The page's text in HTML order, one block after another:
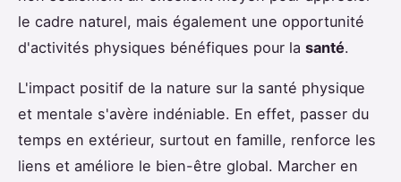
le cadre naturel, mais également une opportunité
d'activités physiques bénéfiques pour la santé.
L'impact positif de la nature sur la santé physique
et mentale s'avère indéniable. En effet, passer du
temps en extérieur, surtout en famille, renforce les
liens et améliore le bien-être global. Marcher en